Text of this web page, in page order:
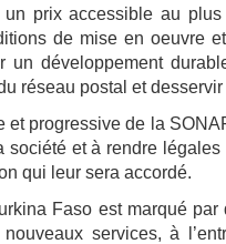
prix accessible au plus
de mise en oeuvre
un développement
réseau postal et
progressive de la
société et à rendre
qui leur sera accordé.
Faso est marqué
services, à